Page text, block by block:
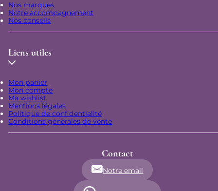
Nos marques
Notre accompagnement
Nos conseils
Liens utiles
Mon panier
Mon compte
Ma wishlist
Mentions légales
Politique de confidentialité
Conditions générales de vente
Contact
Notre email